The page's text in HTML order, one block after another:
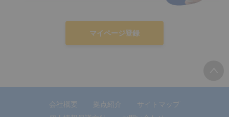
マイページ登録
会社概要 拠点紹介
サイトマップ